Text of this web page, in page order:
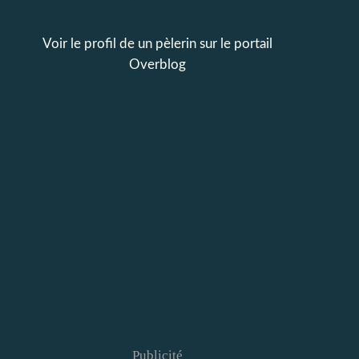
Voir le profil de un pèlerinsur le portail
Overblog
Publicité